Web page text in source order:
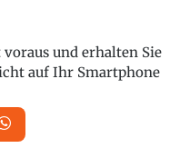
und erhalten Sie
auf Ihr Smartphone